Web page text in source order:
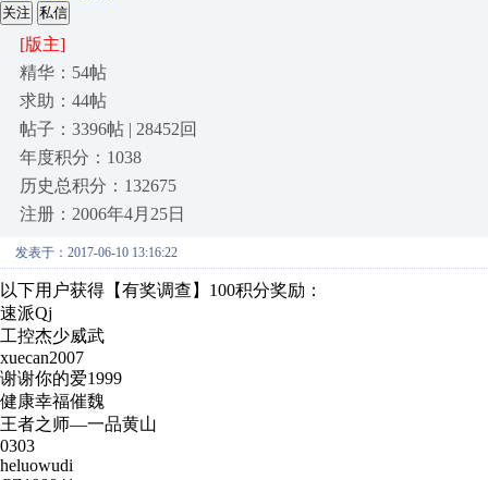
关注 私信
[版主]
精华：54帖
求助：44帖
帖子：3396帖 | 28452回
年度积分：1038
历史总积分：132675
注册：2006年4月25日
发表于：2017-06-10 13:16:22
以下用户获得【有奖调查】100积分奖励：
速派Qj
工控杰少威武
xuecan2007
谢谢你的爱1999
健康幸福催魏
王者之师—一品黄山
0303
heluowudi